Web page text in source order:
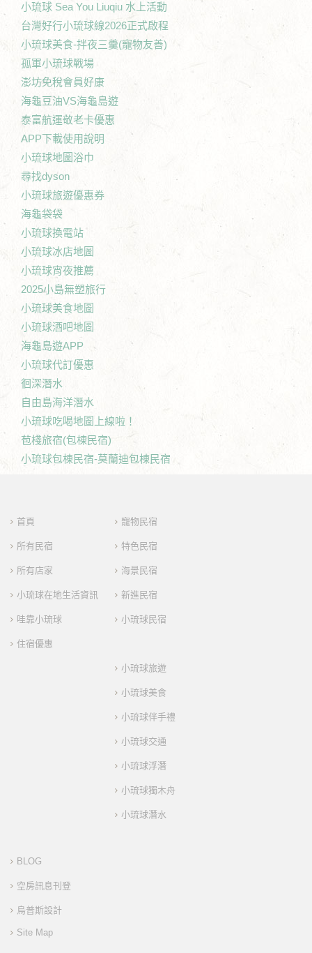
小琉球 Sea You Liuqiu 水上活動
台灣好行小琉球線2026正式啟程
小琉球美食-拌夜三羹(寵物友善)
孤軍小琉球戰場
澎坊免稅會員好康
海龜豆油VS海龜島遊
泰富航運敬老卡優惠
APP下載使用說明
小琉球地圖浴巾
尋找dyson
小琉球旅遊優惠券
海龜袋袋
小琉球換電站
小琉球冰店地圖
小琉球宵夜推薦
2025小島無塑旅行
小琉球美食地圖
小琉球酒吧地圖
海龜島遊APP
小琉球代訂優惠
徊深潛水
自由島海洋潛水
小琉球吃喝地圖上線啦！
苞棧旅宿(包棟民宿)
小琉球包棟民宿-莫蘭迪包棟民宿
首頁
所有民宿
所有店家
小琉球在地生活資訊
哇靠小琉球
住宿優惠
寵物民宿
特色民宿
海景民宿
新進民宿
小琉球民宿
小琉球旅遊
小琉球美食
小琉球伴手禮
小琉球交通
小琉球浮潛
小琉球獨木舟
小琉球潛水
BLOG
空房訊息刊登
烏普斯設計
Site Map